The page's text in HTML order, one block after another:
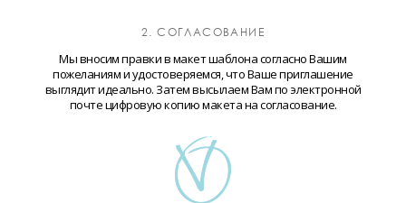
2. СОГЛАСОВАНИЕ
Мы вносим правки в макет шаблона согласно Вашим
пожеланиям и удостоверяемся, что Ваше приглашение
выглядит идеально. Затем высылаем Вам по электронной
почте цифровую копию макета на согласование.